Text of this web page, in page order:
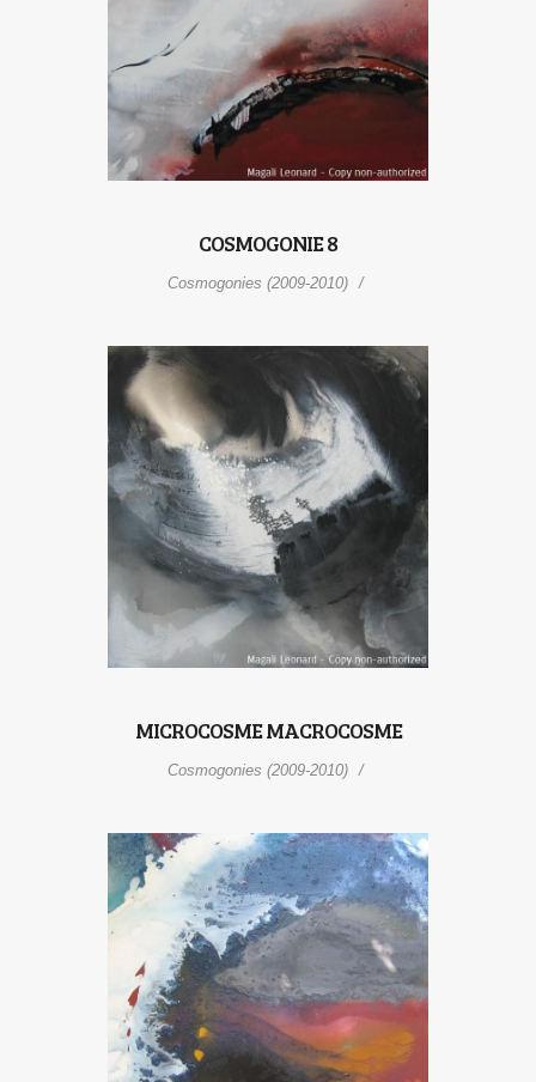
COSMOGONIE 8
Cosmogonies (2009-2010)
MICROCOSME MACROCOSME
Cosmogonies (2009-2010)